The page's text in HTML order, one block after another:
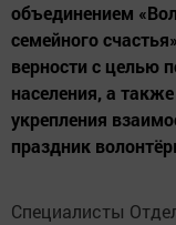
объединением
семейного
верности с целью
населения, а
укрепления
праздник
Специалисты